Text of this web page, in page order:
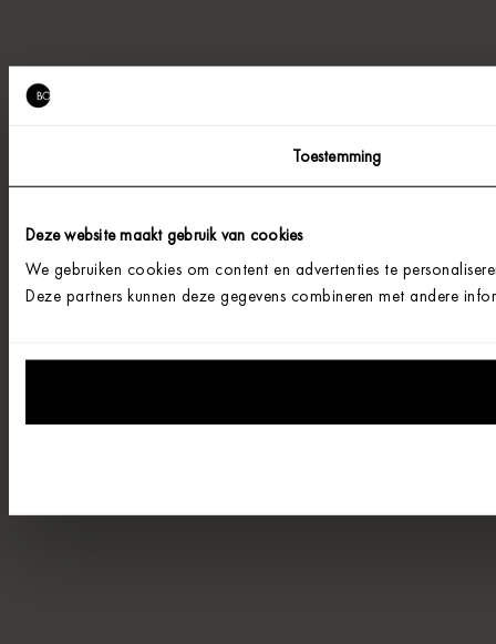
Toestemming
Deze website maakt gebruik van cookies
We gebruiken cookies om content en advertenties te
Deze partners kunnen deze gegevens combineren met andere